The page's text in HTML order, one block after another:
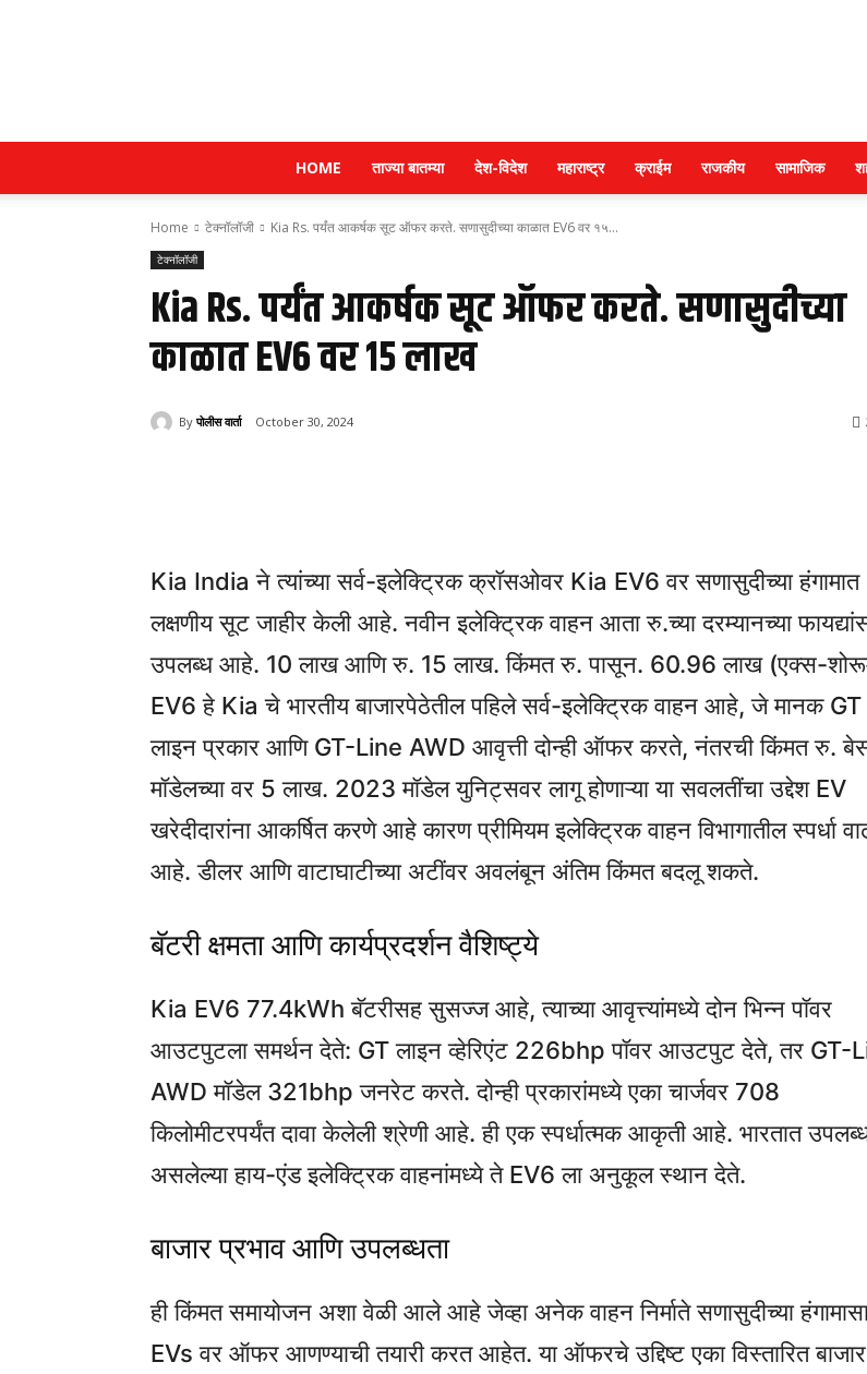
Police
HOME ताज्या बातम्या देश-विदेश महाराष्ट्र क्राईम राजकीय सामाजिक
Home टेक्नॉलॉजी Kia Rs. पर्यंत आकर्षक सूट ऑफर करते. सणासुदीच्या काळात EV6 वर १५...
टेक्नॉलॉजी
Kia Rs. पर्यंत आकर्षक सूट ऑफर करते. सणासुदीच्या
काळात EV6 वर १५ लाख
By पोलीस वार्ता October 30, 2024
Kia India ने त्यांच्या सर्व-इलेक्ट्रिक क्रॉसओवर Kia EV6 वर सणासुदीच्या हंगामात
लक्षणीय सूट जाहीर केली आहे. नवीन इलेक्ट्रिक वाहन आता रु.च्या दरम्यानच्या
उपलब्ध आहे. 10 लाख आणि रु. 15 लाख. किंमत रु. पासून. 60.96 लाख (एक्स-
EV6 हे Kia चे भारतीय बाजारपेठेतील पहिले सर्व-इलेक्ट्रिक वाहन आहे, जे मानक GT
लाइन प्रकार आणि GT-Line AWD आवृत्ती दोन्ही ऑफर करते, नंतरची किंमत रु.
मॉडेलच्या वर 5 लाख. 2023 मॉडेल युनिट्सवर लागू होणाऱ्या या सवलतींचा उद्देश EV
खरेदीदारांना आकर्षित करणे आहे कारण प्रीमियम इलेक्ट्रिक वाहन विभागातील स्पर्धा
आहे. डीलर आणि वाटाघाटीच्या अटींवर अवलंबून अंतिम किंमत बदलू शकते.
बॅटरी क्षमता आणि कार्यप्रदर्शन वैशिष्ट्ये
Kia EV6 77.4kWh बॅटरीसह सुसज्ज आहे, त्याच्या आवृत्त्यांमध्ये दोन भिन्न पॉवर
आउटपुटला समर्थन देते: GT लाइन व्हेरिएंट 226bhp पॉवर आउटपुट देते, तर GT-
AWD मॉडेल 321bhp जनरेट करते. दोन्ही प्रकारांमध्ये एका चार्जवर 708
किलोमीटरपर्यंत दावा केलेली श्रेणी आहे. ही एक स्पर्धात्मक आकृती आहे. भारतात
असलेल्या हाय-एंड इलेक्ट्रिक वाहनांमध्ये ते EV6 ला अनुकूल स्थान देते.
बाजार प्रभाव आणि उपलब्धता
ही किंमत समायोजन अशा वेळी आले आहे जेव्हा अनेक वाहन निर्माते सणासुदीच्या
EVs वर ऑफर आणण्याची तयारी करत आहेत. या ऑफरचे उद्दिष्ट एका विस्तारित बाजार